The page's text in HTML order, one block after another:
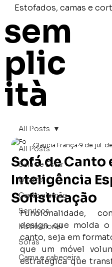
Estofados, camas e
sem
plic
ità
All Posts
Sala de Estar
Quarto
Canto alemão
Serviços
Institucional
Sofás
Cama e cabeceira
All Posts
Sofá de Canto
Inteligência
Sofisticação
Glaucia França 9 de jul.
Funcionalidade,
design que molda
canto, seja em
que um móvel
estratégica que